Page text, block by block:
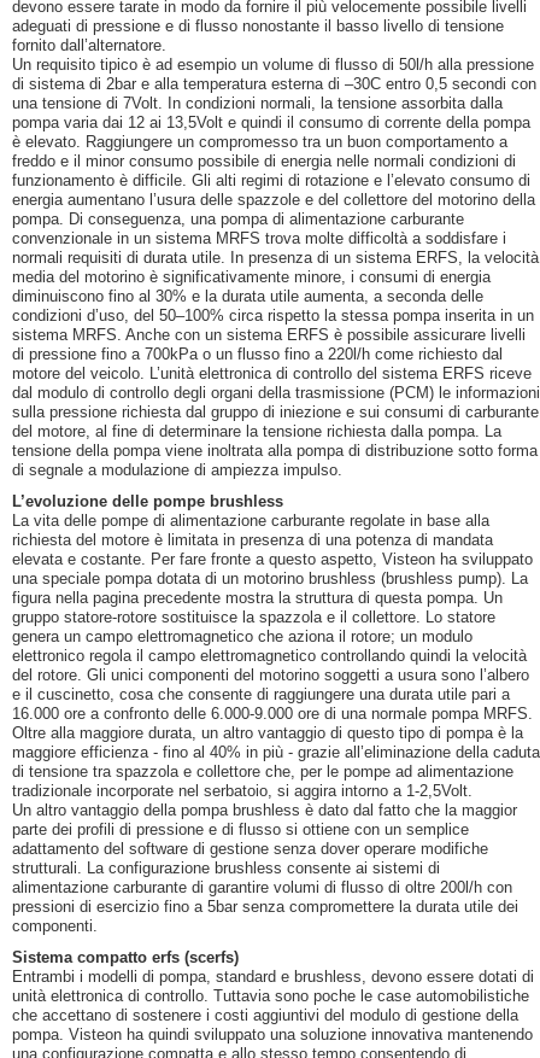
devono essere tarate in modo da fornire il più velocemente possibile livelli
adeguati di pressione e di flusso nonostante il basso livello di tensione
fornito dall’alternatore.
Un requisito tipico è ad esempio un volume di flusso di 50l/h alla pressione
di sistema di 2bar e alla temperatura esterna di –30C entro 0,5 secondi con
una tensione di 7Volt. In condizioni normali, la tensione assorbita dalla
pompa varia dai 12 ai 13,5Volt e quindi il consumo di corrente della pompa
è elevato. Raggiungere un compromesso tra un buon comportamento a
freddo e il minor consumo possibile di energia nelle normali condizioni di
funzionamento è difficile. Gli alti regimi di rotazione e l’elevato consumo di
energia aumentano l’usura delle spazzole e del collettore del motorino della
pompa. Di conseguenza, una pompa di alimentazione carburante
convenzionale in un sistema MRFS trova molte difficoltà a soddisfare i
normali requisiti di durata utile. In presenza di un sistema ERFS, la velocità
media del motorino è significativamente minore, i consumi di energia
diminuiscono fino al 30% e la durata utile aumenta, a seconda delle
condizioni d’uso, del 50–100% circa rispetto la stessa pompa inserita in un
sistema MRFS. Anche con un sistema ERFS è possibile assicurare livelli
di pressione fino a 700kPa o un flusso fino a 220l/h come richiesto dal
motore del veicolo. L’unità elettronica di controllo del sistema ERFS riceve
dal modulo di controllo degli organi della trasmissione (PCM) le informazioni
sulla pressione richiesta dal gruppo di iniezione e sui consumi di carburante
del motore, al fine di determinare la tensione richiesta dalla pompa. La
tensione della pompa viene inoltrata alla pompa di distribuzione sotto forma
di segnale a modulazione di ampiezza impulso.
L’evoluzione delle pompe brushless
La vita delle pompe di alimentazione carburante regolate in base alla
richiesta del motore è limitata in presenza di una potenza di mandata
elevata e costante. Per fare fronte a questo aspetto, Visteon ha sviluppato
una speciale pompa dotata di un motorino brushless (brushless pump). La
figura nella pagina precedente mostra la struttura di questa pompa. Un
gruppo statore-rotore sostituisce la spazzola e il collettore. Lo statore
genera un campo elettromagnetico che aziona il rotore; un modulo
elettronico regola il campo elettromagnetico controllando quindi la velocità
del rotore. Gli unici componenti del motorino soggetti a usura sono l’albero
e il cuscinetto, cosa che consente di raggiungere una durata utile pari a
16.000 ore a confronto delle 6.000-9.000 ore di una normale pompa MRFS.
Oltre alla maggiore durata, un altro vantaggio di questo tipo di pompa è la
maggiore efficienza - fino al 40% in più - grazie all’eliminazione della caduta
di tensione tra spazzola e collettore che, per le pompe ad alimentazione
tradizionale incorporate nel serbatoio, si aggira intorno a 1-2,5Volt.
Un altro vantaggio della pompa brushless è dato dal fatto che la maggior
parte dei profili di pressione e di flusso si ottiene con un semplice
adattamento del software di gestione senza dover operare modifiche
strutturali. La configurazione brushless consente ai sistemi di
alimentazione carburante di garantire volumi di flusso di oltre 200l/h con
pressioni di esercizio fino a 5bar senza compromettere la durata utile dei
componenti.
Sistema compatto erfs (scerfs)
Entrambi i modelli di pompa, standard e brushless, devono essere dotati di
unità elettronica di controllo. Tuttavia sono poche le case automobilistiche
che accettano di sostenere i costi aggiuntivi del modulo di gestione della
pompa. Visteon ha quindi sviluppato una soluzione innovativa mantenendo
una configurazione compatta e allo stesso tempo consentendo di